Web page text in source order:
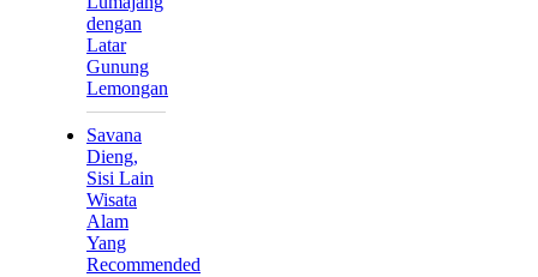
dengan
Latar
Gunung
Lemongan
Savana
Dieng,
Sisi Lain
Wisata
Alam
Yang
Recommended